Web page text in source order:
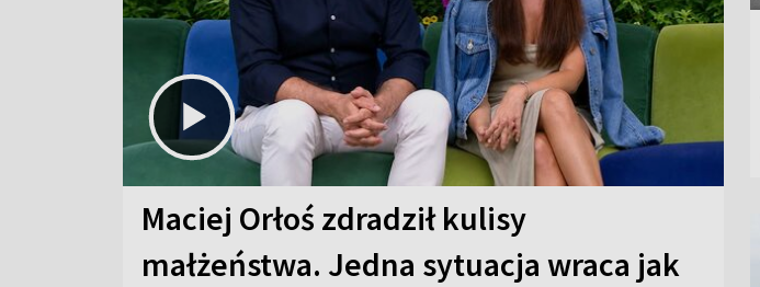
Maciej Orłoś zdradził kulisy
małżeństwa. Jedna sytuacja wraca jak